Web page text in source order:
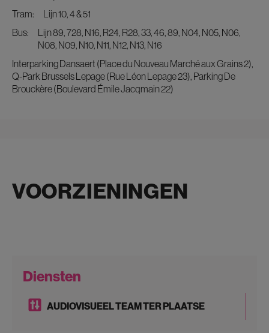
tram:
Lijn 10, 4 & 51
bus:
Lijn 89, 728, N16, R24, R28, 33, 46, 89, N04, N05, N06,
N08, N09, N10, N11, N12, N13, N16
Interparking Dansaert (Place du Nouveau Marché aux Grains 2),
Q-Park Brussels Lepage (Rue Léon Lepage 23), Parking De
Brouckère (Boulevard Émile Jacqmain 22)
VOORZIENINGEN
Diensten
AUDIOVISUEEL TEAM TER PLAATSE